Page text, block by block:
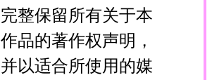
完整保留所有关于本
作品的著作权声明，
并以适合所使用的媒